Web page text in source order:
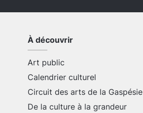
À découvrir
Art public
Calendrier culturel
Circuit des arts de la Gaspésie
De la culture à la grandeur